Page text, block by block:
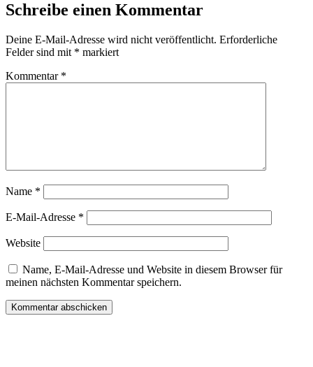
Schreibe einen Kommentar
Deine E-Mail-Adresse wird nicht veröffentlicht. Erforderliche
Felder sind mit * markiert
Kommentar *
Name *
E-Mail-Adresse *
Website
Name, E-Mail-Adresse und Website in diesem Browser für
meinen nächsten Kommentar speichern.